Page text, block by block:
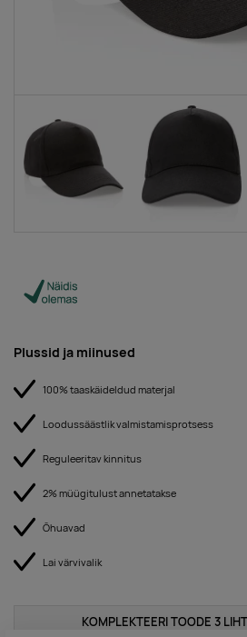
Plussid ja miinused
100% taaskäideldud materjal
Loodussäästlik valmistamisprotsess
Reguleeritav kinnitus
2% müügitulust annetatakse
Õhuavad
Lai värvivalik
KOMPLEKTEERI TOODE 3